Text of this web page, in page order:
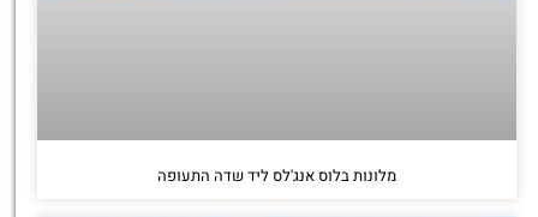
מלונות בלוס אנג'לס ליד שדה התעופה